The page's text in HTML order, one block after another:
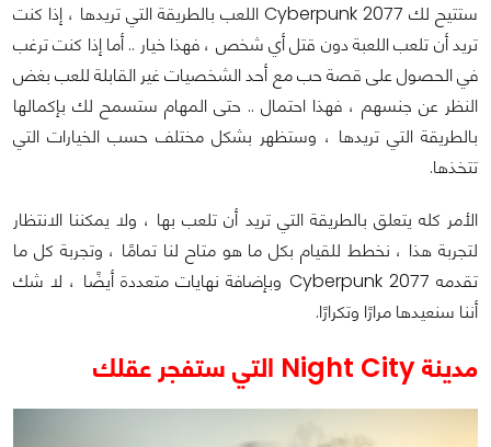
ستتيح لك Cyberpunk 2077 اللعب بالطريقة التي تريدها ، إذا كنت
تريد أن تلعب اللعبة دون قتل أي شخص ، فهذا خيار .. أما إذا كنت ترغب
في الحصول على قصة حب مع أحد الشخصيات غير القابلة للعب بغض
النظر عن جنسهم ، فهذا احتمال .. حتى المهام ستسمح لك بإكمالها
بالطريقة التي تريدها ، وستظهر بشكل مختلف حسب الخيارات التي
تتخذها.
الأمر كله يتعلق بالطريقة التي تريد أن تلعب بها ، ولا يمكننا الانتظار
لتجربة هذا ، نخطط للقيام بكل ما هو متاح لنا تمامًا ، وتجربة كل ما
تقدمه Cyberpunk 2077 وبإضافة نهايات متعددة أيضًا ، لا شك
أننا سنعيدها مرارًا وتكرارًا.
مدينة Night City التي ستفجر عقلك